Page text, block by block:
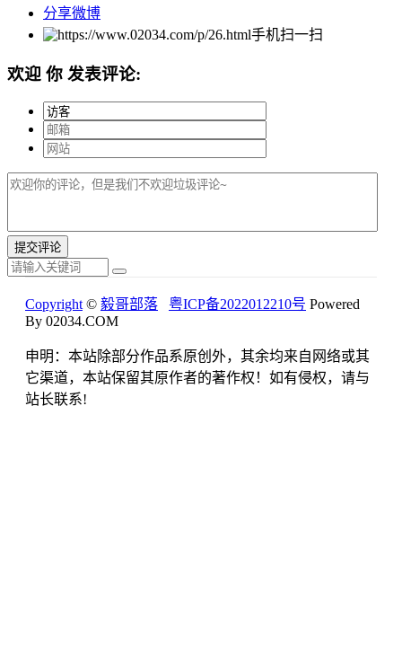
分享微博
手机扫一扫
欢迎 你 发表评论:
Copyright © 毅哥部落 粤ICP备2022012210号 Powered
By 02034.COM
申明：本站除部分作品系原创外，其余均来自网络或其
它渠道，本站保留其原作者的著作权！如有侵权，请与
站长联系!